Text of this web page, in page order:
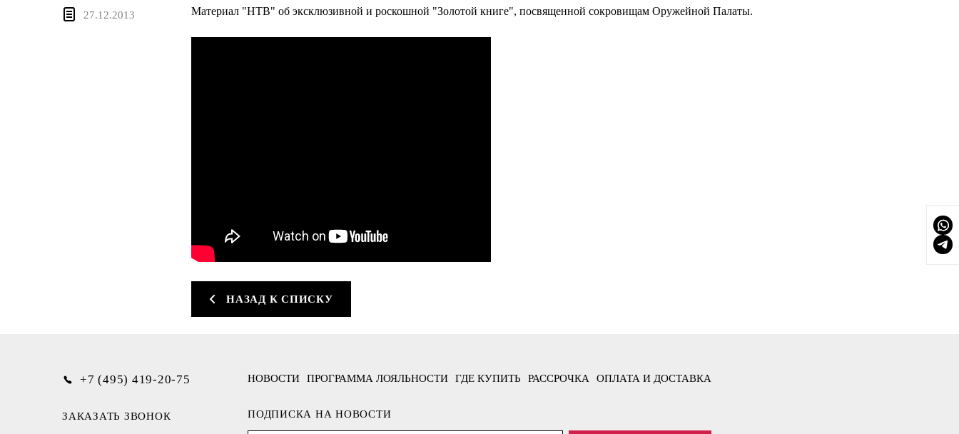
27.12.2013 Материал "НТВ" об эксклюзивной и роскошной "Золотой книге", посвященной сокровищам Оружейной Палаты.
НАЗАД К СПИСКУ
НОВОСТИ ПРОГРАММА ЛОЯЛЬНОСТИ ГДЕ КУПИТЬ РАССРОЧКА ОПЛАТА И ДОСТАВКА
ПОДПИСКА НА НОВОСТИ
+7 (495) 419-20-75
ЗАКАЗАТЬ ЗВОНОК